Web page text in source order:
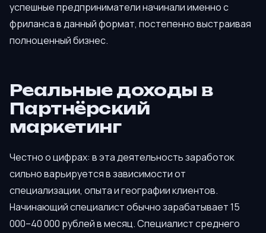
успешные предприниматели начинали именно с
фриланса в данный формат, постепенно выстраивая
полноценный бизнес.
Реальные доходы в
Партнёрский
маркетинг
Честно о цифрах: в эта деятельность заработок
сильно варьируется в зависимости от
специализации, опыта и географии клиентов.
Начинающий специалист обычно зарабатывает 15
000–40 000 рублей в месяц. Специалист среднего